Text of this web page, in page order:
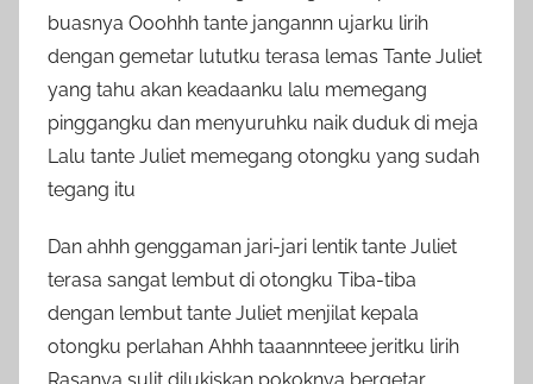
buasnya Ooohhh tante jangannn ujarku lirih
dengan gemetar lututku terasa lemas Tante Juliet
yang tahu akan keadaanku lalu memegang
pinggangku dan menyuruhku naik duduk di meja
Lalu tante Juliet memegang otongku yang sudah
tegang itu
Dan ahhh genggaman jari-jari lentik tante Juliet
terasa sangat lembut di otongku Tiba-tiba
dengan lembut tante Juliet menjilat kepala
otongku perlahan Ahhh taaannnteee jeritku lirih